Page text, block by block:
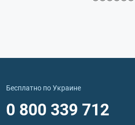
Бесплатно по Украине
0 800 339 712